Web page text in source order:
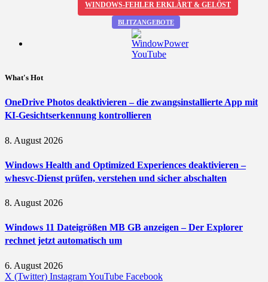
WINDOWS-FEHLER ERKLÄRT & GELÖST
BLITZANGEBOTE
What's Hot
OneDrive Photos deaktivieren – die zwangsinstallierte App mit
KI-Gesichtserkennung kontrollieren
8. August 2026
Windows Health and Optimized Experiences deaktivieren –
whesvc-Dienst prüfen, verstehen und sicher abschalten
8. August 2026
Windows 11 Dateigrößen MB GB anzeigen – Der Explorer
rechnet jetzt automatisch um
6. August 2026
X (Twitter) InstagramYouTube Facebook